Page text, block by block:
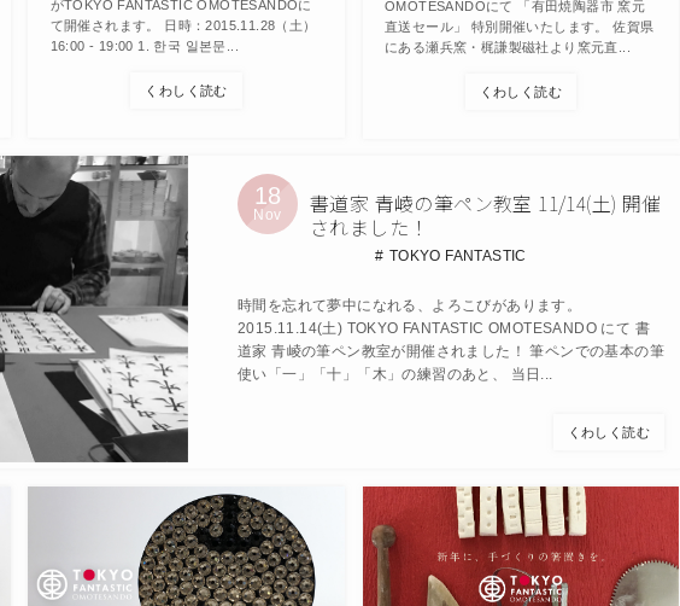
がTOKYO FANTASTIC OMOTESANDOに
て開催されます。 日時：2015.11.28（土）
16:00 - 19:00 1. 한국 일본문...
くわしく読む
OMOTESANDOにて 「有田焼陶器市 窯元
直送セール」 特別開催いたします。 佐賀県
にある瀬兵窯・梶謙製磁社より窯元直...
くわしく読む
18
Nov
書道家 青崚の筆ペン教室 11/14(土) 開催
されました！
TOKYO FANTASTIC
時間を忘れて夢中になれる、よろこびがあります。
2015.11.14(土) TOKYO FANTASTIC OMOTESANDO にて 書
道家 青崚の筆ペン教室が開催されました！ 筆ペンでの基本の筆
使い「一」「十」「木」の練習のあと、 当日...
くわしく読む